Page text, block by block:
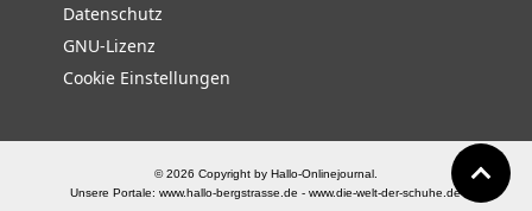
Datenschutz
GNU-Lizenz
Cookie Einstellungen
© 2026 Copyright by Hallo-Onlinejournal.
Unsere Portale:www.hallo-bergstrasse.de -www.die-welt-der-schuhe.de